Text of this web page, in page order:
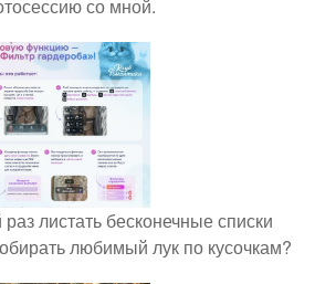
со мной.
листать бесконечные списки
любимый лук по кусочкам?